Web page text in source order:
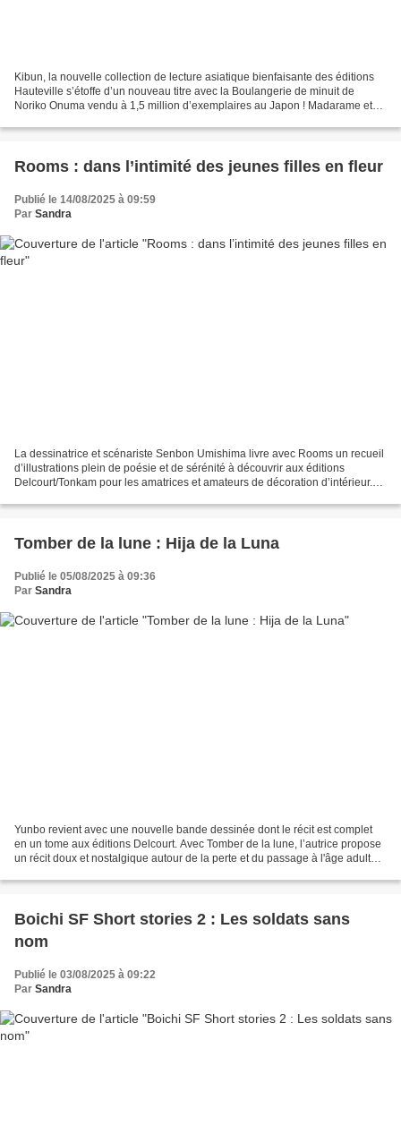
Kibun, la nouvelle collection de lecture asiatique bienfaisante des éditions
Hauteville s’étoffe d’un nouveau titre avec la Boulangerie de minuit de
Noriko Onuma vendu à 1,5 million d’exemplaires au Japon ! Madarame et
Rooms : dans l’intimité des jeunes filles en fleur
Publié le 14/08/2025 à 09:59
Par Sandra
La dessinatrice et scénariste Senbon Umishima livre avec Rooms un recueil
d’illustrations plein de poésie et de sérénité à découvrir aux éditions
Delcourt/Tonkam pour les amatrices et amateurs de décoration d’intérieur.
Tomber de la lune : Hija de la Luna
Publié le 05/08/2025 à 09:36
Par Sandra
Yunbo revient avec une nouvelle bande dessinée dont le récit est complet
en un tome aux éditions Delcourt. Avec Tomber de la lune, l’autrice propose
un récit doux et nostalgique autour de la perte et du passage à l'âge adulte.
Boichi SF Short stories 2 : Les soldats sans
nom
Publié le 03/08/2025 à 09:22
Par Sandra